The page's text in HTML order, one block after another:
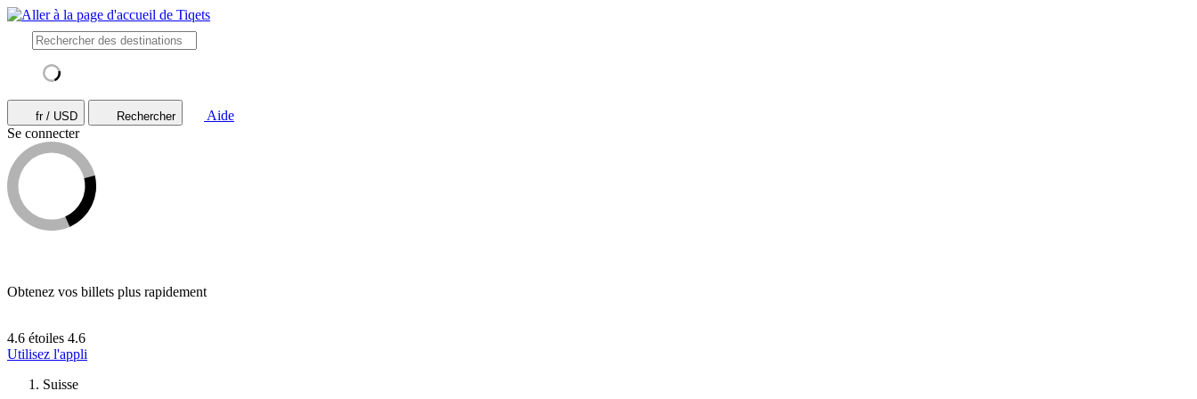
fr / USD Rechercher
Aide
Se connecter
Obtenez vos billets plus rapidement
4.6 étoiles 4.6
Utilisez l'appli
Suisse